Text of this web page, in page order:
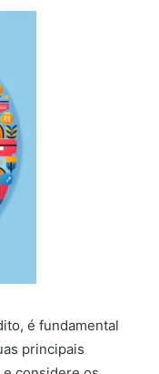
é fundamental
principais